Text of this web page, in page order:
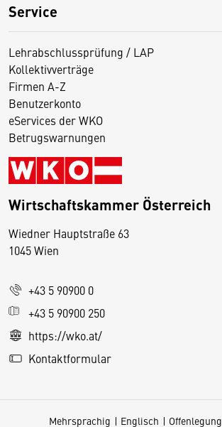
Service
Lehrabschlussprüfung / LAP
Kollektivverträge
Firmen A-Z
Benutzerkonto
eServices der WKO
Betrugswarnungen
Wirtschaftskammer Österreich
Wiedner Hauptstraße 63
1045 Wien
+43 5 90900 0
+43 5 90900 250
https://wko.at/
Kontaktformular
Mehrsprachig Englisch Offenlegung
D
s
e
S
e